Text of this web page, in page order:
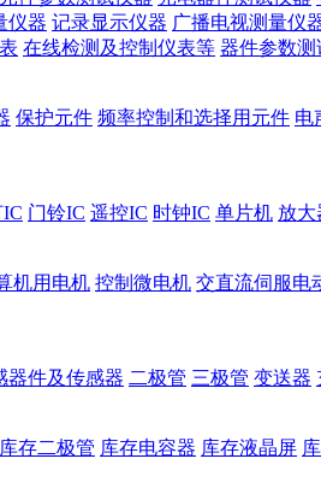
仪器 记录显示仪器 广播电视测量仪
在线检测及控制仪表等 器件参数测
保护元件 频率控制和选择用元件 电
门铃IC 遥控IC 时钟IC 单片机 放大
机用电机 控制微电机 交直流伺服电
器件及传感器 二极管 三极管 变送器
库存二极管 库存电容器 库存液晶屏